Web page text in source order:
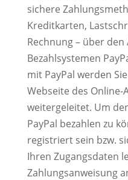
sichere
Kreditkarten,
Rechnung – über
Bezahlsystemen
mit PayPal werden
Webseite des Online-
weitergeleitet. Um
PayPal bezahlen zu
registriert sein bzw.
Ihren Zugangsdaten
Zahlungsanweisung